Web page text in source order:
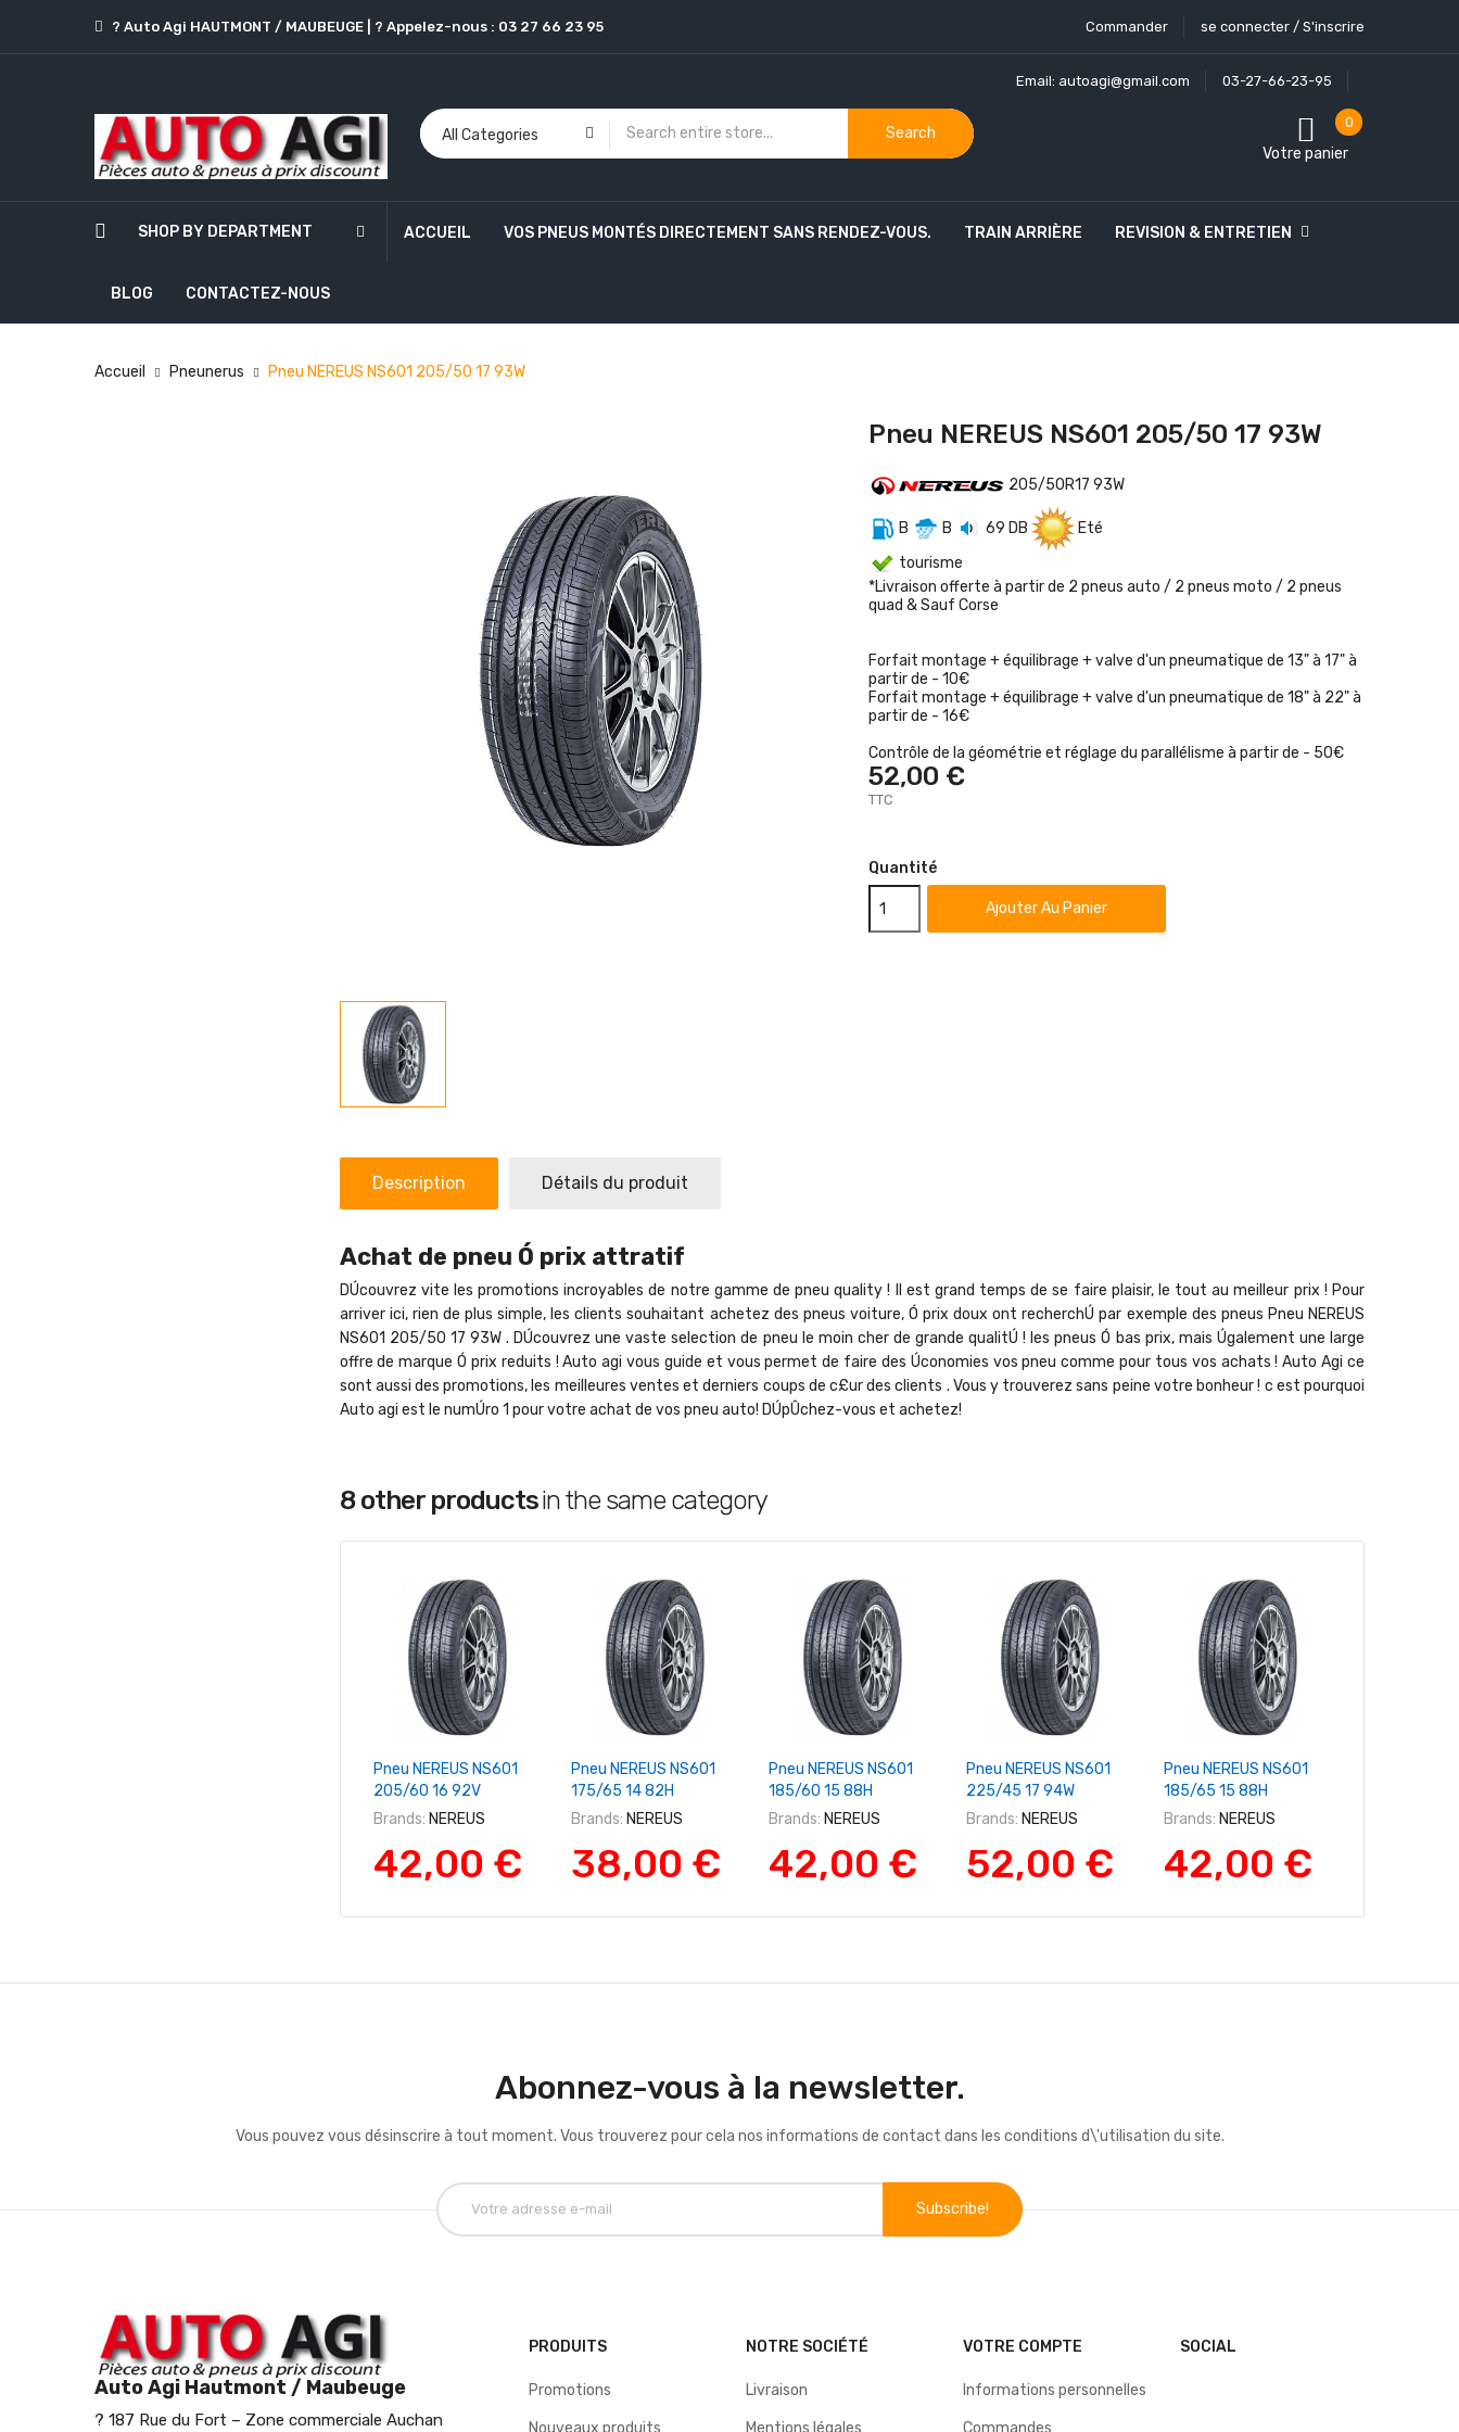
? Auto Agi HAUTMONT / MAUBEUGE ? Appelez-nous : 03 27 66 23 95 se connecter / S'inscrire
Commander
03-27-66-23-95
Email: autoagi@gmail.com
Search
0
Votre panier
SHOP BY DEPARTMENT ACCUEIL VOS PNEUS MONTÉS DIRECTEMENT SANS RENDEZ-VOUS. TRAIN ARRIÈRE REVISION & ENTRETIEN
BLOG CONTACTEZ-NOUS
Accueil Pneunerus Pneu NEREUS NS601 205/50 17 93W
Pneu NEREUS NS601 205/50 17 93W
205/50R17 93W
B B 69 DB
Eté
tourisme
*Livraison offerte à partir de 2 pneus auto / 2 pneus moto / 2 pneus
quad & Sauf Corse
Forfait montage + équilibrage + valve d'un pneumatique de 13" à 17" à
partir de - 10€
Forfait montage + équilibrage + valve d'un pneumatique de 18" à 22" à
partir de - 16€
Contrôle de la géométrie et réglage du parallélisme à partir de - 50€
52,00 €
TTC
Quantité
Ajouter Au Panier
Description Détails du produit
Achat de pneu Ó prix attratif
DÚcouvrez vite les promotions incroyables de notre gamme de pneu quality ! Il est grand temps de se faire plaisir, le tout au meilleur prix ! Pour
arriver ici, rien de plus simple, les clients souhaitant achetez des pneus voiture, Ó prix doux ont recherchÚ par exemple des pneus Pneu NEREUS
NS601 205/50 17 93W . DÚcouvrez une vaste selection de pneu le moin cher de grande qualitÚ ! les pneus Ó bas prix, mais Úgalement une large
offre de marque Ó prix reduits ! Auto agi vous guide et vous permet de faire des Úconomies vos pneu comme pour tous vos achats ! Auto Agi ce
sont aussi des promotions, les meilleures ventes et derniers coups de c£ur des clients . Vous y trouverez sans peine votre bonheur ! c est pourquoi
Auto agi est le numÚro 1 pour votre achat de vos pneu auto! DÚpÛchez-vous et achetez!
8 other productsin the same category
+ Ajouter Au Panier
Pneu NEREUS NS601
205/60 16 92V
Brands: NEREUS
42,00 €
+ Ajouter Au Panier
Pneu NEREUS NS601
175/65 14 82H
Brands: NEREUS
38,00 €
+ Ajouter Au Panier
Pneu NEREUS NS601
185/60 15 88H
Brands: NEREUS
42,00 €
+ Ajouter Au Panier
Pneu NEREUS NS601
225/45 17 94W
Brands: NEREUS
52,00 €
+ Ajouter Au Panier
Pneu NEREUS NS601
185/65 15 88H
Brands: NEREUS
42,00 €
Abonnez-vous à la newsletter.
Vous pouvez vous désinscrire à tout moment. Vous trouverez pour cela nos informations de contact dans les conditions d\'utilisation du site.
Auto Agi Hautmont / Maubeuge
? 187 Rue du Fort – Zone commerciale Auchan
PRODUITS
Promotions
Nouveaux produits
NOTRE SOCIÉTÉ
Livraison
Mentions légales
VOTRE COMPTE
Informations personnelles
Commandes
SOCIAL